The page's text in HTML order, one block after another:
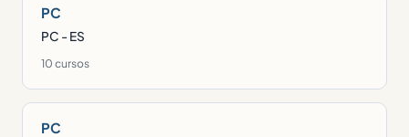
PC
PC - ES
10 cursos
PC